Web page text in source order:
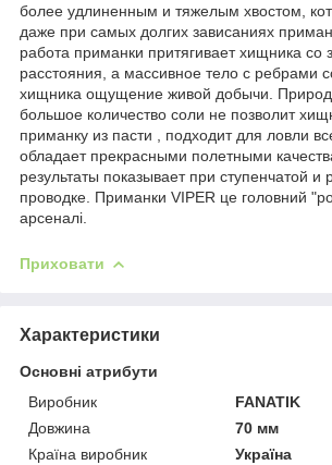
более удлиненным и тяжелым хвостом,
даже при самых долгих зависаниях
работа приманки притягивает хищника со
расстояния, а массивное тело с ребрами
хищника ощущение живой добычи.
большое количество соли не позволит
приманку из пасти , подходит для ловли
обладает прекрасными полетными
результаты показывает при ступенчатой и
проводке. Приманки VIPER це головний
арсеналі.
Приховати
Характеристики
Основні атрибути
Виробник
FANATIK
Довжина
70 мм
Країна виробник
Україна